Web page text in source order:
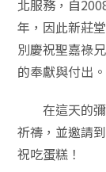
北服務，自
年，因此新莊
別慶祝聖嘉祿
的奉獻與付出。
在這天的彌
祈禱，並邀請
祝吃蛋糕！